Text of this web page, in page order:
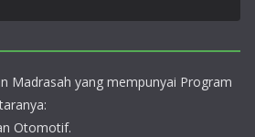
Madrasah yang mempunyai Program
Otomotif.